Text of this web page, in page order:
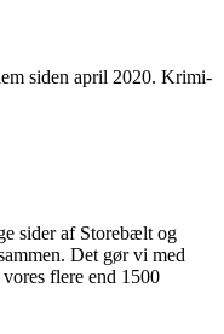
siden april 2020. Krimi-
sider af Storebælt og
Det gør vi med
flere end 1500